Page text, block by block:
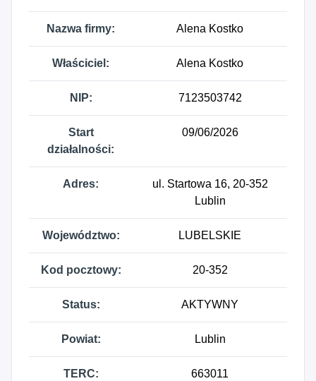
Nazwa firmy: Alena Kostko
Właściciel: Alena Kostko
NIP: 7123503742
Start
działalności:
09/06/2026
Adres:
ul. Startowa 16, 20-352
Lublin
Województwo: LUBELSKIE
Kod pocztowy: 20-352
Status: AKTYWNY
Powiat: Lublin
TERC: 663011